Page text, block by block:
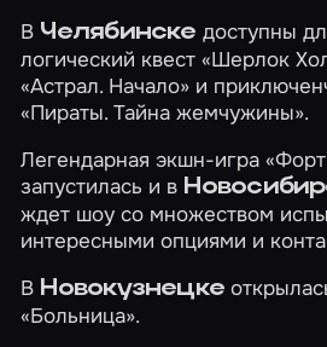
В Челябинске доступны
логический квест«Шерлок
«Астрал. Начало» и
«Пираты. Тайна жемчужины».
Легендарная экшн-игра
запустилась и в
ждет шоу со множеством
интересными опциями и
В Новокузнецке
«Больница».